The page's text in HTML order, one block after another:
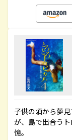
子供の頃から夢
が、島で出合う
憶。